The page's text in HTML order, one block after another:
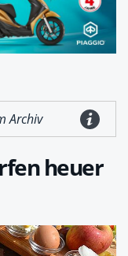
Archiv
heuer